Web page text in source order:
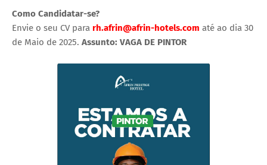
Como Candidatar-se?
Envie o seu CV para rh.afrin@afrin-hotels.com até ao dia 30
de Maio de 2025. Assunto: VAGA DE PINTOR